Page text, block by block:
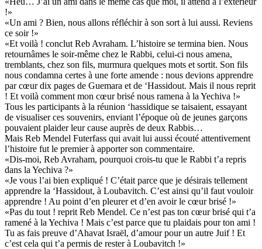
!»
«Un ami ? Bien, nous allons réfléchir à son sort à lui aussi. Reviens
ce soir !»
«Et voilà ! conclut Reb Avraham. L’histoire se termina bien. Nous
retournâmes le soir-même chez le Rabbi, celui-ci nous amena,
tremblants, chez son fils, murmura quelques mots et sortit. Son fils
nous condamna certes à une forte amende : nous devions apprendre
par cœur dix pages de Guemara et de ‘Hassidout. Mais il nous reprit
! Et voilà comment mon cœur brisé nous ramena à la Yechiva !»
Tous les participants à la réunion ‘hassidique se taisaient, essayant
de visualiser ces souvenirs, enviant l’époque où de jeunes garçons
pouvaient plaider leur cause auprès de deux Rabbis…
Mais Reb Mendel Futerfass qui avait lui aussi écouté attentivement
l’histoire fut le premier à apporter son commentaire.
«Dis-moi, Reb Avraham, pourquoi crois-tu que le Rabbi t’a repris
dans la Yechiva ?»
«Je vous l’ai bien expliqué ! C’était parce que je désirais tellement
apprendre la ‘Hassidout, à Loubavitch. C’est ainsi qu’il faut vouloir
apprendre ! Au point d’en pleurer et d’en avoir le cœur brisé !»
«Pas du tout ! reprit Reb Mendel. Ce n’est pas ton cœur brisé qui t’a
ramené à la Yechiva ! Mais c’est parce que tu plaidais pour ton ami !
Tu as fais preuve d’Ahavat Israël, d’amour pour un autre Juif ! Et
c’est cela qui t’a permis de rester à Loubavitch !»